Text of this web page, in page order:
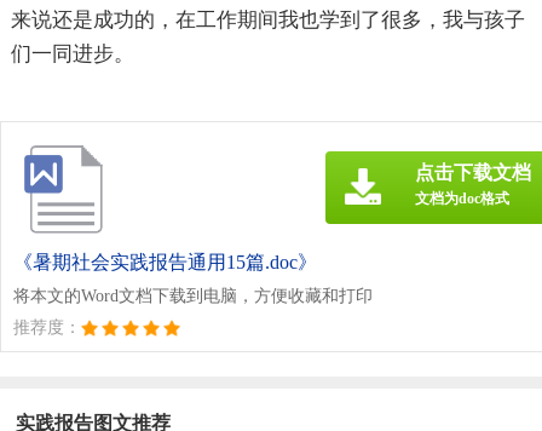
来说还是成功的，在工作期间我也学到了很多，我与孩子
们一同进步。
《暑期社会实践报告通用15篇.doc》
将本文的Word文档下载到电脑，方便收藏和打印
推荐度：
点击下载文档
文档为doc格式
实践报告图文推荐